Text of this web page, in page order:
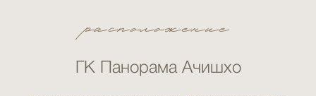
расположение
ГК Панорама Ачишхо